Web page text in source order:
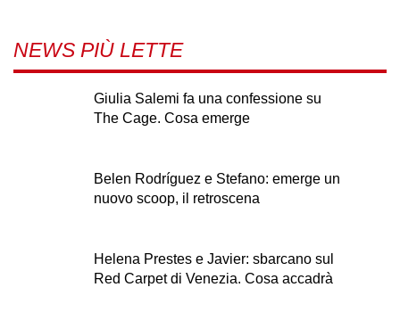
NEWS PIÙ LETTE
Giulia Salemi fa una confessione su
The Cage. Cosa emerge
Belen Rodríguez e Stefano: emerge un
nuovo scoop, il retroscena
Helena Prestes e Javier: sbarcano sul
Red Carpet di Venezia. Cosa accadrà